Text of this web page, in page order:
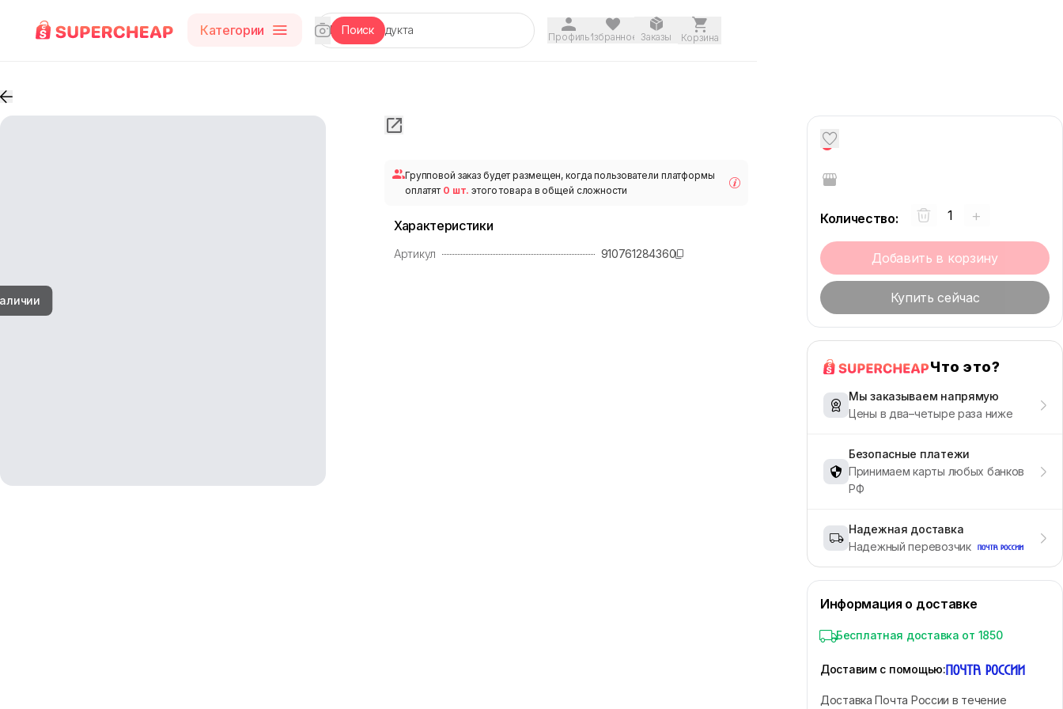
Категории Поиск ПрофильИзбранное Заказы Корзина
Групповой заказ будет размещен, когда пользователи платформы
оплатят 0 шт. этого товара в общей сложности
Характеристики
Артикул 910761284360
0
Количество: +
Добавить в корзину
Купить сейчас
Что это?
Мы заказываем напрямую
Цены в два–четыре раза ниже
Безопасные платежи
Принимаем карты любых банков
РФ
Надежная доставка
Надежный перевозчик
Информация о доставке
Бесплатная доставка от 1850
Доставим с помощью:
Доставка Почта России в течение